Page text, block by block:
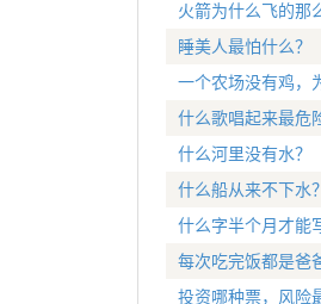
火箭为什么飞的那
睡美人最怕什么？
一个农场没有鸡，
什么歌唱起来最危
什么河里没有水？
什么船从来不下水？
什么字半个月才能
每次吃完饭都是爸
投资哪种票，风险